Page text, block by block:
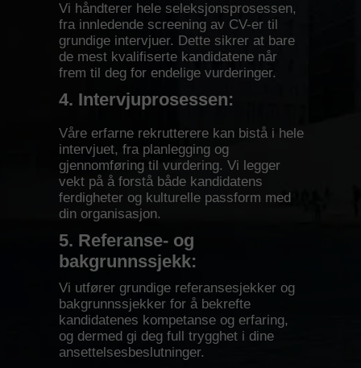
Vi utfører grundige referansesjekker og
bakgrunnssjekker for å bekrefte
kandidatenes kompetanse og erfaring,
og dermed gi deg full trygghet i dine
ansettelsesbeslutninger.
5. Referanse- og
bakgrunnssjekk:
Våre erfarne rekrutterere kan bistå i hele
intervjuet, fra planlegging og
gjennomføring til vurdering. Vi legger
vekt på å forstå både kandidatens
ferdigheter og kulturelle passform med
din organisasjon.
4. Intervjuprosessen:
Vi håndterer hele seleksjonsprosessen,
fra innledende screening av CV-er til
grundige intervjuer. Dette sikrer at bare
de mest kvalifiserte kandidatene når
frem til deg for endelige vurderinger.